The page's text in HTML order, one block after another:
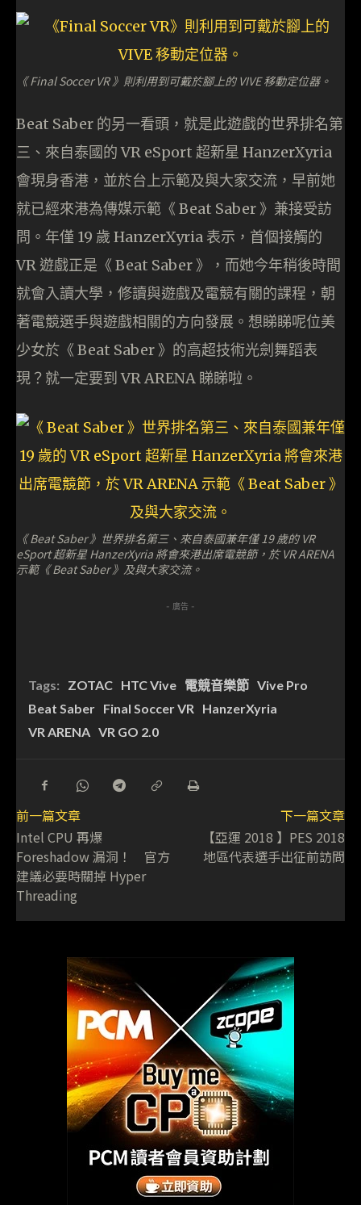
《 Final Soccer VR 》則利用到可戴於腳上的 VIVE 移動定位器。
Beat Saber 的另一看頭，就是此遊戲的世界排名第
三、來自泰國的 VR eSport 超新星 HanzerXyria
會現身香港，並於台上示範及與大家交流，早前她
就已經來港為傳媒示範《 Beat Saber 》兼接受訪
問。年僅 19 歲 HanzerXyria 表示，首個接觸的
VR 遊戲正是《 Beat Saber 》，而她今年稍後時間
就會入讀大學，修讀與遊戲及電競有關的課程，朝
著電競選手與遊戲相關的方向發展。想睇睇呢位美
少女於《 Beat Saber 》的高超技術光劍舞蹈表
現？就一定要到 VR ARENA 睇睇啦。
《 Beat Saber 》世界排名第三、來自泰國兼年僅 19 歲的 VR
eSport 超新星 HanzerXyria 將會來港出席電競節，於 VR ARENA
示範《 Beat Saber 》及與大家交流。
- 廣告 -
Tags: ZOTAC HTC Vive 電競音樂節 Vive Pro
Beat Saber Final Soccer VR
HanzerXyria
VR ARENA VR GO 2.0
前一篇文章
Intel CPU 再爆
Foreshadow 漏洞！ 官方
建議必要時關掉 Hyper
Threading
下一篇文章
【亞運 2018 】PES 2018
地區代表選手出征前訪問